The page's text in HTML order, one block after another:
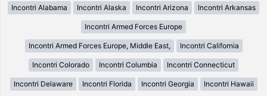
Incontri Alabama Incontri Alaska Incontri Arizona Incontri Arkansas
Incontri Armed Forces Europe
Incontri Armed Forces Europe, Middle East, Incontri California
Incontri Colorado Incontri Columbia Incontri Connecticut
Incontri Delaware Incontri Florida Incontri Georgia Incontri Hawaii